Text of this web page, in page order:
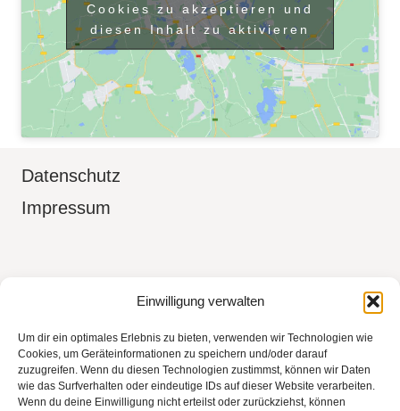
Einwilligung verwalten
Um dir ein optimales Erlebnis zu bieten, verwenden wir Technologien wie
Cookies, um Geräteinformationen zu speichern und/oder darauf
zuzugreifen. Wenn du diesen Technologien zustimmst, können wir Daten
wie das Surfverhalten oder eindeutige IDs auf dieser Website verarbeiten.
Wenn du deine Einwilligung nicht erteilst oder zurückziehst, können
Cookies zu akzeptieren und
diesen Inhalt zu aktivieren
Datenschutz
Impressum
Boudoir Fotografin in Aidlingen Kreis
Tübingen, Stuttgart